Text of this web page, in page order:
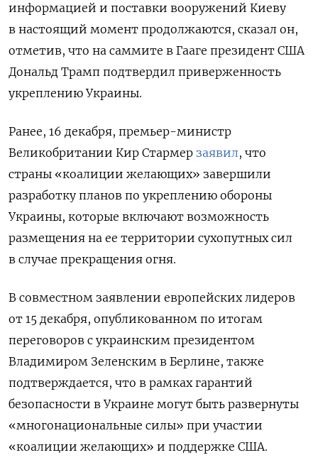
информацией и поставки вооружений Киеву
в настоящий момент продолжаются, сказал он,
отметив, что на саммите в Гааге президент США
Дональд Трамп подтвердил приверженность
укреплению Украины.
Ранее, 16 декабря, премьер-министр
Великобритании Кир Стармер заявил, что
страны «коалиции желающих» завершили
разработку планов по укреплению обороны
Украины, которые включают возможность
размещения на ее территории сухопутных сил
в случае прекращения огня.
В совместном заявлении европейских лидеров
от 15 декабря, опубликованном по итогам
переговоров с украинским президентом
Владимиром Зеленским в Берлине, также
подтверждается, что в рамках гарантий
безопасности в Украине могут быть развернуты
«многонациональные силы» при участии
«коалиции желающих» и поддержке США.